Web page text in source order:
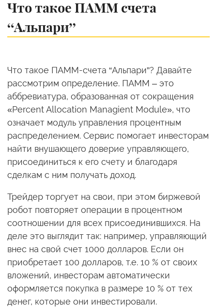
Что такое ПАММ счета
“Альпари”
Что такое ПАММ-счета “Альпари”? Давайте
рассмотрим определение. ПАММ – это
аббревиатура, образованная от сокращения
«Percent Allocation Managient Module», что
означает модуль управления процентным
распределением. Сервис помогает инвесторам
найти внушающего доверие управляющего,
присоединиться к его счету и благодаря
сделкам с ним получать доход.
Трейдер торгует на свои, при этом биржевой
робот повторяет операции в процентном
соотношении для всех присоединившихся. На
деле это выглядит так: например, управляющий
внес на свой счет 1000 долларов. Если он
приобретает 100 долларов, т.е. 10 % от своих
вложений, инвесторам автоматически
оформляется покупка в размере 10 % от тех
денег, которые они инвестировали.